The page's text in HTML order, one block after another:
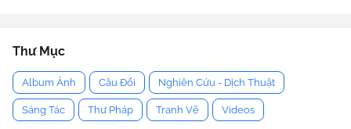
Thư Mục
Album Ảnh Câu Đối Nghiên Cứu - Dịch Thuật
Sáng Tác Thư Pháp Tranh Vẽ Videos